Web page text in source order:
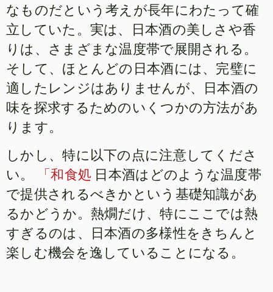
なものだという考えが長年にわたって確
立していた。実は、日本酒の美しさや香
りは、さまざまな温度帯で展開される。
そして、ほとんどの日本酒には、完璧に
適したレンジはありませんが、日本酒の
味を探求するためのいくつかの方法があ
ります。
しかし、特に以下の点に注意してくださ
い。
「和食処 日本酒はどのような温度帯
で提供されるべきかという基礎知識があ
るかどうか。熱燗だけ、特にここでは熱
すぎるのは、日本酒の多様性をきちんと
楽しむ機会を逸していることになる。